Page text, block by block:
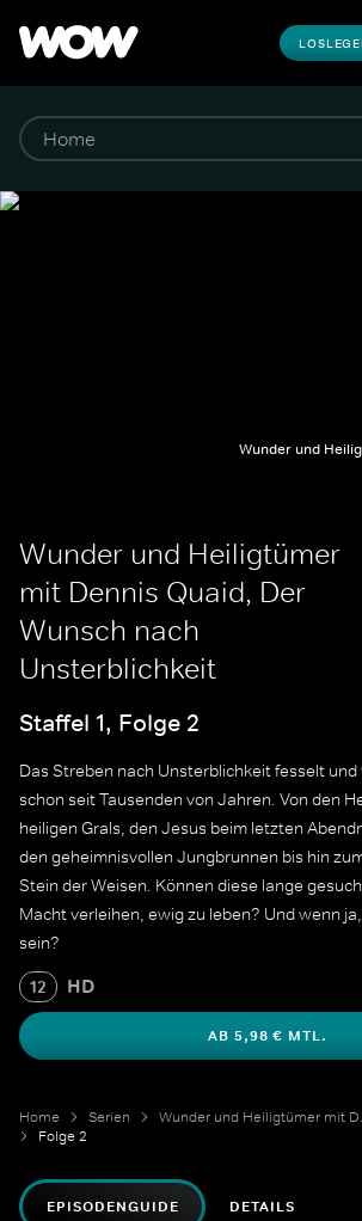
Wunder und
Wunder und Heiligtümer
mit Dennis Quaid, Der
Wunsch nach
Unsterblichkeit
Staffel 1, Folge 2
Das Streben nach Unsterblichkeit fesselt
schon seit Tausenden von Jahren. Von den
heiligen Grals, den Jesus beim letzten
den geheimnisvollen Jungbrunnen bis hin
Stein der Weisen. Können diese lange
Macht verleihen, ewig zu leben? Und wenn
sein?
12 HD
AB 5,98 € MTL.
Home Serien
Folge 2
EPISODENGUIDE DETAILS